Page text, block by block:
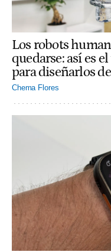
Los robots
quedarse: así es
para diseñarlos
Chema Flores